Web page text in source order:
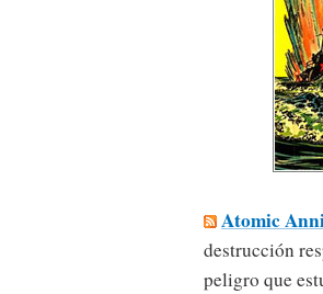
Atomic
destrucción
peligro que